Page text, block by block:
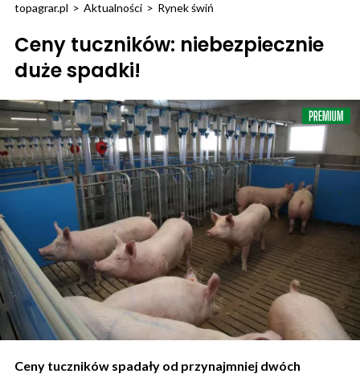
topagrar.pl > Aktualności > Rynek świń
Ceny tuczników: niebezpiecznie
duże spadki!
Ceny tuczników spadały od przynajmniej dwóch